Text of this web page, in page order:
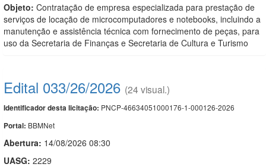
Objeto: Contratação de empresa especializada para prestação de
serviços de locação de microcomputadores e notebooks, incluindo a
manutenção e assistência técnica com fornecimento de peças, para
uso da Secretaria de Finanças e Secretaria de Cultura e Turismo
Edital 033/26/2026 (24 visual.)
Identificador desta licitação: PNCP-46634051000176-1-000126-2026
Portal: BBMNet
Abertura: 14/08/2026 08:30
UASG: 2229